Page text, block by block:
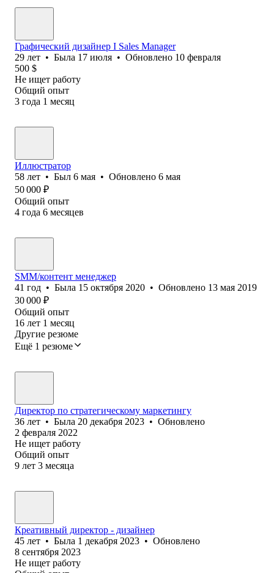
Графический дизайнер I Sales Manager
29 лет • Была 17 июля • Обновлено 10 февраля
500 $
Не ищет работу
Общий опыт
3 года 1 месяц
Иллюстратор
58 лет • Был 6 мая • Обновлено 6 мая
50 000 ₽
Общий опыт
4 года 6 месяцев
SMM/контент менеджер
41 год • Была 15 октября 2020 • Обновлено 13 мая 2019
30 000 ₽
Общий опыт
16 лет 1 месяц
Другие резюме
Ещё 1 резюме
Директор по стратегическому маркетингу
36 лет • Была 20 декабря 2023 • Обновлено
2 февраля 2022
Не ищет работу
Общий опыт
9 лет 3 месяца
Креативный директор - дизайнер
45 лет • Была 1 декабря 2023 • Обновлено
8 сентября 2023
Не ищет работу